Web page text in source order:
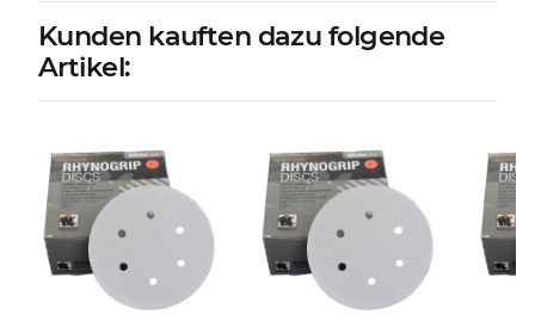
Kunden kauften dazu folgende
Artikel: